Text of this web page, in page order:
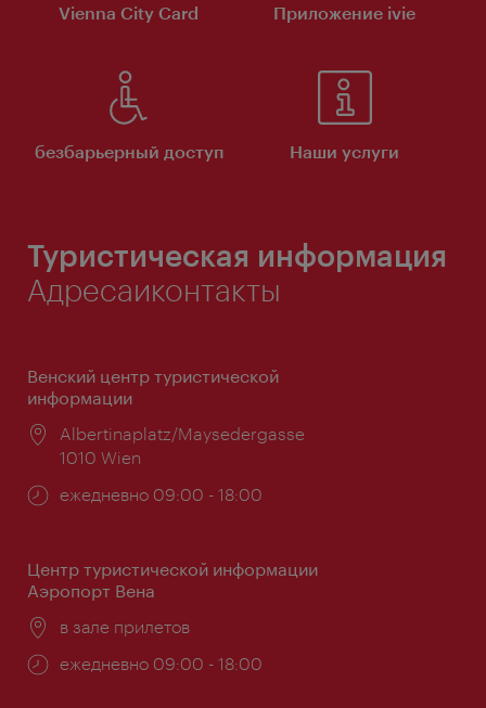
Vienna City Card Приложение ivie
безбарьерный доступ Наши услуги
Туристическая информация
Адресаиконтакты
Венский центр туристической
информации
Расположение:
Albertinaplatz/Maysedergasse
1010 Wien
Часы
ежедневно 09:00 - 18:00
Центр туристической информации
Аэропорт Вена
Расположение:
в зале прилетов
Часы
ежедневно 09:00 - 18:00